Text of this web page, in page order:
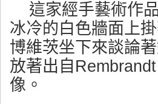
這家經手藝術作
冰冷的白色牆面上
博維茨坐下來談論
放著出自
像。